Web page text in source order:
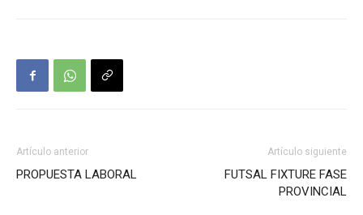
Artículo anterior
PROPUESTA LABORAL
Artículo siguiente
FUTSAL FIXTURE FASE
PROVINCIAL